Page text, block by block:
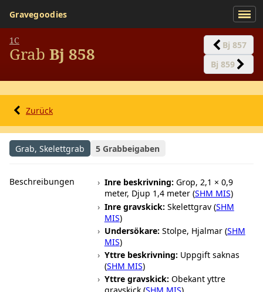
Gravegoodies
1C
Grab Bj 858
Bj 857
Bj 859
Zurück
Grab, Skelettgrab 5 Grabbeigaben
Beschreibungen Inre beskrivning: Grop, 2,1 × 0,9
meter, Djup 1,4 meter (SHM MIS)
Inre gravskick: Skelettgrav (SHM
MIS)
Undersökare: Stolpe, Hjalmar (SHM
MIS)
Yttre beskrivning: Uppgift saknas
(SHM MIS)
Yttre gravskick: Obekant yttre